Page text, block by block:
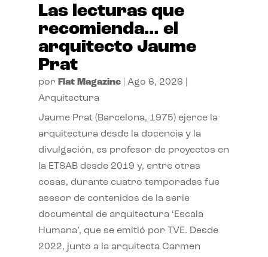
Las lecturas que
recomienda… el
arquitecto Jaume
Prat
por Flat Magazine| Ago 6, 2026
Arquitectura
Jaume Prat (Barcelona, 1975) ejerce la
arquitectura desde la docencia y la
divulgación, es profesor de proyectos en
la ETSAB desde 2019 y, entre otras
cosas, durante cuatro temporadas fue
asesor de contenidos de la serie
documental de arquitectura ‘Escala
Humana’, que se emitió por TVE. Desde
2022, junto a la arquitecta Carmen